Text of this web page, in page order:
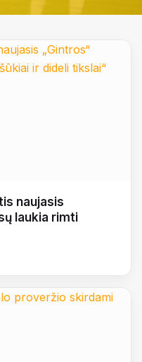
naujasis
laukia rimti